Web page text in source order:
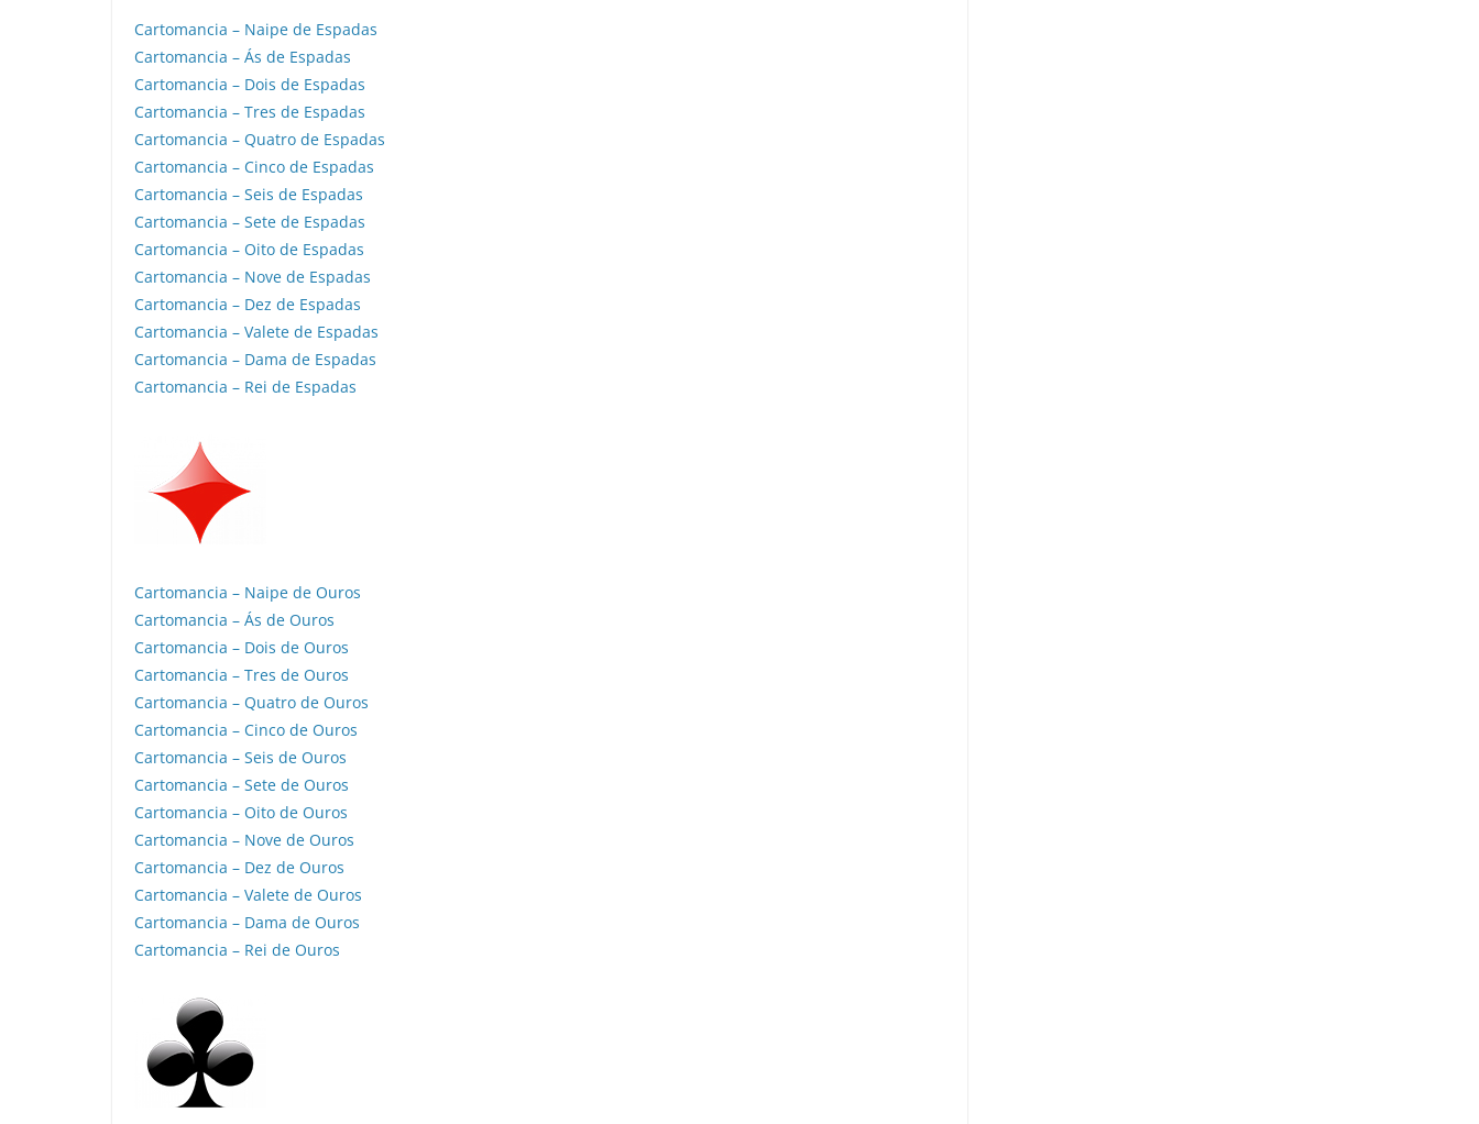
Cartomancia – Naipe de Espadas
Cartomancia – Ás de Espadas
Cartomancia – Dois de Espadas
Cartomancia – Tres de Espadas
Cartomancia – Quatro de Espadas
Cartomancia – Cinco de Espadas
Cartomancia – Seis de Espadas
Cartomancia – Sete de Espadas
Cartomancia – Oito de Espadas
Cartomancia – Nove de Espadas
Cartomancia – Dez de Espadas
Cartomancia – Valete de Espadas
Cartomancia – Dama de Espadas
Cartomancia – Rei de Espadas
Cartomancia – Naipe de Ouros
Cartomancia – Ás de Ouros
Cartomancia – Dois de Ouros
Cartomancia – Tres de Ouros
Cartomancia – Quatro de Ouros
Cartomancia – Cinco de Ouros
Cartomancia – Seis de Ouros
Cartomancia – Sete de Ouros
Cartomancia – Oito de Ouros
Cartomancia – Nove de Ouros
Cartomancia – Dez de Ouros
Cartomancia – Valete de Ouros
Cartomancia – Dama de Ouros
Cartomancia – Rei de Ouros